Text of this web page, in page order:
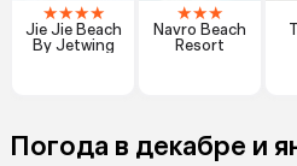
★★★★
Jie Jie Beach
By Jetwing
★★★
Navro Beach
Resort
Погода в декабре и